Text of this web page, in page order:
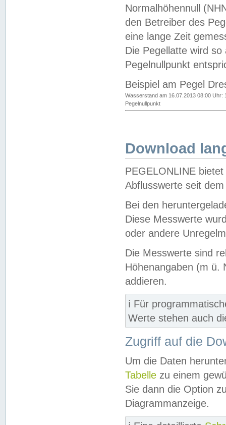
Normalhöhennull
den Betreiber des
eine lange Zeit
Die Pegellatte wird
Pegelnullpunkt
Beispiel am Pegel
Wasserstand am 16.07.2013 08:00 Uhr:
Pegelnullpunkt
Download
PEGELONLINE
Abflusswerte seit
Bei den
Diese Messwerte
oder andere
Die Messwerte sind
Höhenangaben (m ü.
addieren.
ℹ️ Für
Werte stehen auch
Zugriff auf die
Um die Daten
Tabelle zu einem
Sie dann die Option
Diagrammanzeige.